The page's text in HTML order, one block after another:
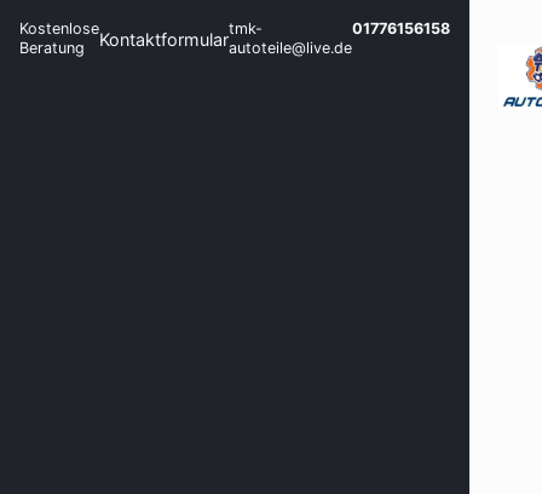
Kostenlose
Beratung
Kontaktformulartmk-
autoteile@live.de
01776156158